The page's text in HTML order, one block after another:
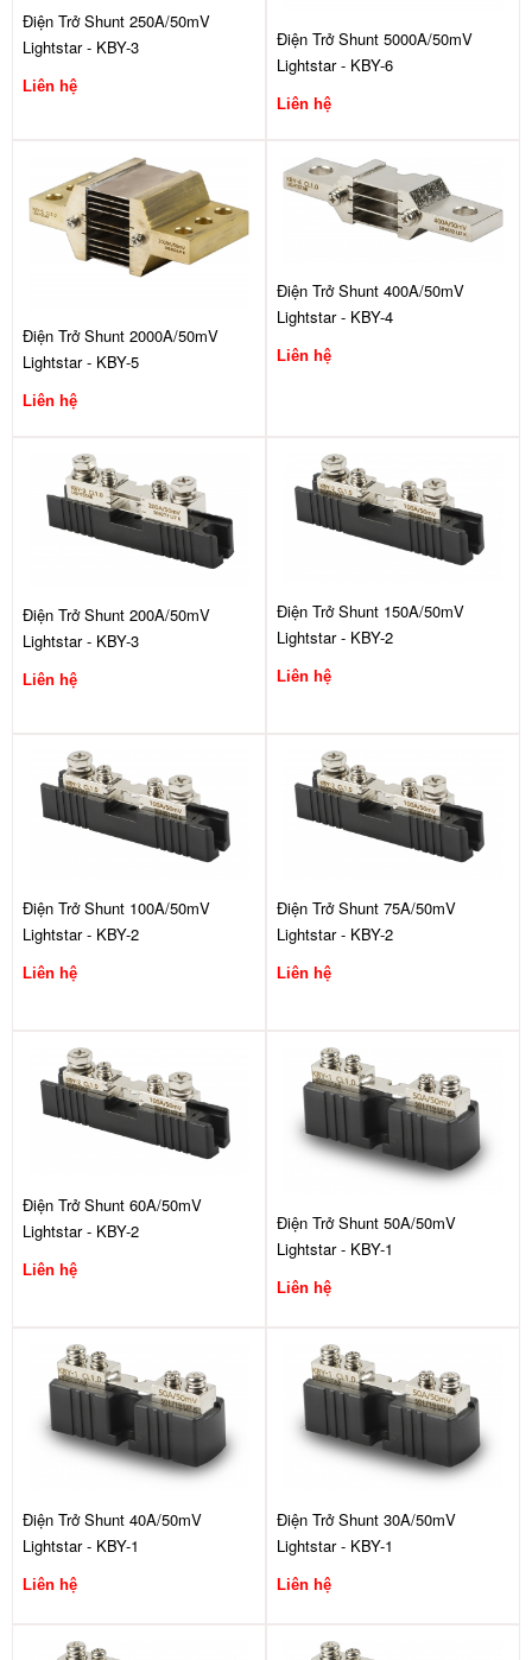
Điện Trở Shunt 250A/50mV
Lightstar - KBY-3
Liên hệ
Điện Trở Shunt 5000A/50mV
Lightstar - KBY-6
Liên hệ
Điện Trở Shunt 2000A/50mV
Lightstar - KBY-5
Liên hệ
Điện Trở Shunt 400A/50mV
Lightstar - KBY-4
Liên hệ
Điện Trở Shunt 200A/50mV
Lightstar - KBY-3
Liên hệ
Điện Trở Shunt 150A/50mV
Lightstar - KBY-2
Liên hệ
Điện Trở Shunt 100A/50mV
Lightstar - KBY-2
Liên hệ
Điện Trở Shunt 75A/50mV
Lightstar - KBY-2
Liên hệ
Điện Trở Shunt 60A/50mV
Lightstar - KBY-2
Liên hệ
Điện Trở Shunt 50A/50mV
Lightstar - KBY-1
Liên hệ
Điện Trở Shunt 40A/50mV
Lightstar - KBY-1
Liên hệ
Điện Trở Shunt 30A/50mV
Lightstar - KBY-1
Liên hệ